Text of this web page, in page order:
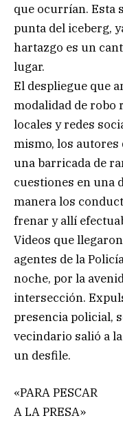
que ocurrían. Esta
punta del iceberg,
hartazgo es un
lugar.
El despliegue que
modalidad de robo
locales y redes
mismo, los autores
una barricada de
cuestiones en una
manera los
frenar y allí
Videos que
agentes de la
noche, por la
intersección.
presencia policial,
vecindario salió a
un desfile.
«PARA PESCAR
A LA PRESA»